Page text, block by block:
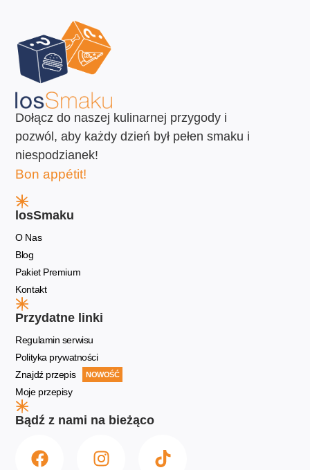
Dołącz do naszej kulinarnej przygody i
pozwól, aby każdy dzień był pełen smaku i
niespodzianek!
Bon appétit!
losSmaku
O Nas
Blog
Pakiet Premium
Kontakt
Przydatne linki
Regulamin serwisu
Polityka prywatności
Znajdź przepis
NOWOŚĆ
Moje przepisy
Bądź z nami na bieżąco